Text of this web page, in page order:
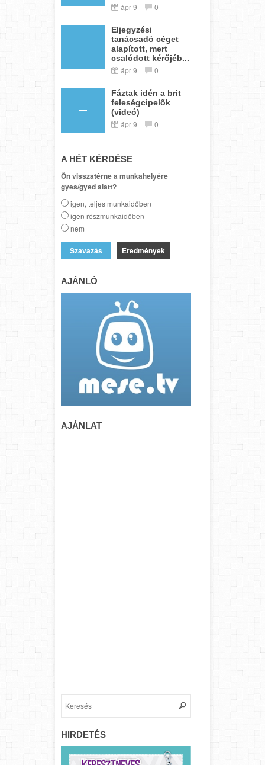
ápr 9 0
Eljegyzési
tanácsadó céget
alapított, mert
csalódott kérőjéb...
ápr 9 0
Fáztak idén a brit
feleségcipelők
(videó)
ápr 9 0
A HÉT KÉRDÉSE
Ön visszatérne a munkahelyére
gyes/gyed alatt?
igen, teljes munkaidőben
igen részmunkaidőben
nem
Eredmények
AJÁNLÓ
AJÁNLAT
HIRDETÉS